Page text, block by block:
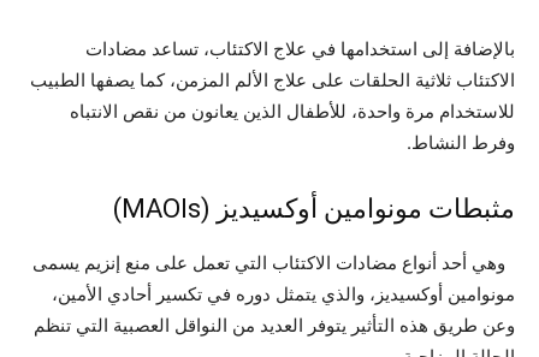
بالإضافة إلى استخدامها في علاج الاكتئاب، تساعد مضادات
الاكتئاب ثلاثية الحلقات على علاج الألم المزمن، كما يصفها الطبيب
للاستخدام مرة واحدة، للأطفال الذين يعانون من نقص الانتباه
وفرط النشاط.
مثبطات مونوامين أوكسيديز (MAOIs)
وهي أحد أنواع مضادات الاكتئاب التي تعمل على منع إنزيم يسمى
مونوامين أوكسيديز، والذي يتمثل دوره في تكسير أحادي الأمين،
وعن طريق هذه التأثير يتوفر العديد من النواقل العصبية التي تنظم